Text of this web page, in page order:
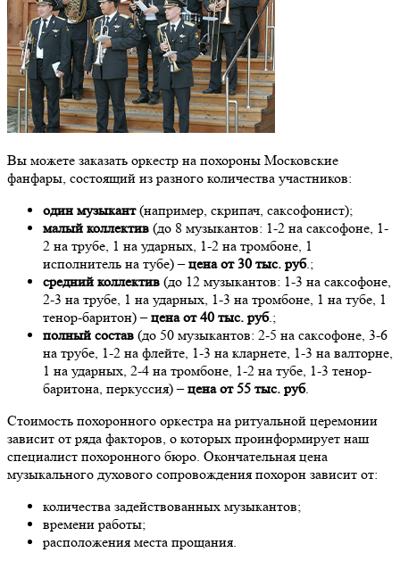
Вы можете заказать оркестр на похороны Московские
фанфары, состоящий из разного количества участников:
один музыкант(например, скрипач, саксофонист);
малый коллектив (до 8 музыкантов: 1-2 на саксофоне, 1-
2 на трубе, 1 на ударных, 1-2 на тромбоне, 1
исполнитель на тубе) –цена от 30 тыс. руб.;
средний коллектив (до 12 музыкантов: 1-3 на саксофоне,
2-3 на трубе, 1 на ударных, 1-3 на тромбоне, 1 на тубе, 1
тенор-баритон) –цена от 40 тыс. руб.;
полный состав (до 50 музыкантов: 2-5 на саксофоне, 3-6
на трубе, 1-2 на флейте, 1-3 на кларнете, 1-3 на валторне,
1 на ударных, 2-4 на тромбоне, 1-2 на тубе, 1-3 тенор-
баритона, перкуссия) –цена от 55 тыс. руб.
Стоимость похоронного оркестра на ритуальной церемонии
зависит от ряда факторов, о которых проинформирует наш
специалист похоронного бюро. Окончательная цена
музыкального духового сопровождения похорон зависит от:
количества задействованных музыкантов;
времени работы;
расположения места прощания.